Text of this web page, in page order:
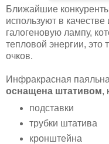
Ближайшие
используют в
галогеновую лампу,
тепловой энергии,
очков.
Инфракрасная
оснащена штативом,
подставки
трубки штатива
кронштейна